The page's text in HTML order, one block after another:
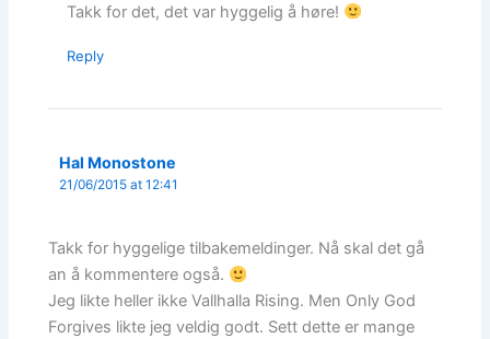
Takk for det, det var hyggelig å høre!
Reply
Hal Monostone
21/06/2015 at 12:41
Takk for hyggelige tilbakemeldinger. Nå skal det gå
an å kommentere også.
Jeg likte heller ikke Vallhalla Rising. Men Only God
Forgives likte jeg veldig godt. Sett dette er mange